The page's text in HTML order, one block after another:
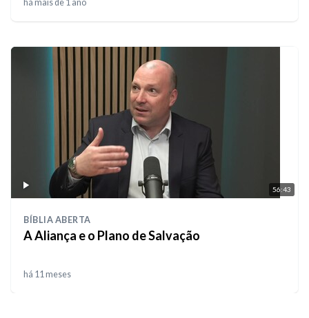
há mais de 1 ano
56:43
BÍBLIA ABERTA
A Aliança e o Plano de Salvação
há 11 meses